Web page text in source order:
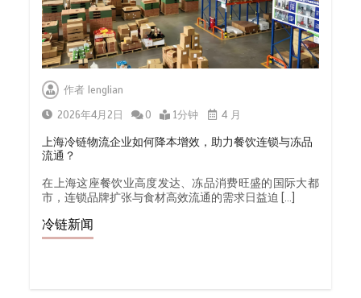
作者 lenglian
2026年4月2日
0 1分钟 4 月
上海冷链物流企业如何降本增效，助力餐饮连锁与冻品
流通？
在上海这座餐饮业高度发达、冻品消费旺盛的国际大都
市，连锁品牌扩张与食材高效流通的需求日益迫 […]
冷链新闻